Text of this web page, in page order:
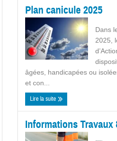
Plan canicule 2025
Dans
2025,
âgées, handicapées ou
et con...
Lire la suite
Informations